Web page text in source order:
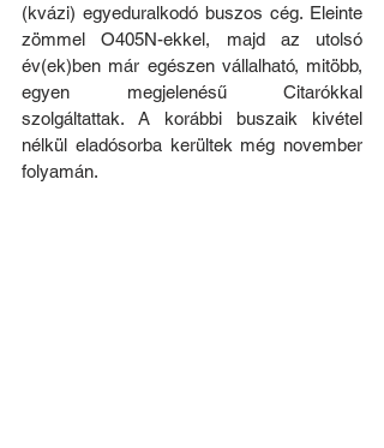
(kvázi) egyeduralkodó buszos cég. Eleinte
zömmel O405N-ekkel, majd az utolsó
év(ek)ben már egészen vállalható, mitöbb,
egyen megjelenésű Citarókkal
szolgáltattak. A korábbi buszaik kivétel
nélkül eladósorba kerültek még november
folyamán.